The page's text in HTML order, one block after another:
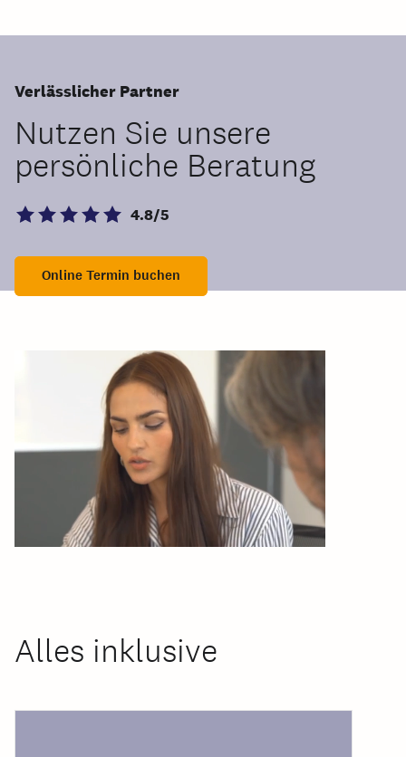
Verlässlicher Partner
Nutzen Sie unsere
persönliche Beratung
4.8/5
Online Termin buchen
Alles inklusive